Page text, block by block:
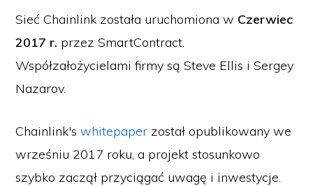
Sieć Chainlink została uruchomiona w Czerwiec
2017 r. przez SmartContract.
Współzałożycielami firmy są Steve Ellis i Sergey
Nazarov.
Chainlink'swhitepaper został opublikowany we
wrześniu 2017 roku, a projekt stosunkowo
szybko zaczął przyciągać uwagę i inwestycje.